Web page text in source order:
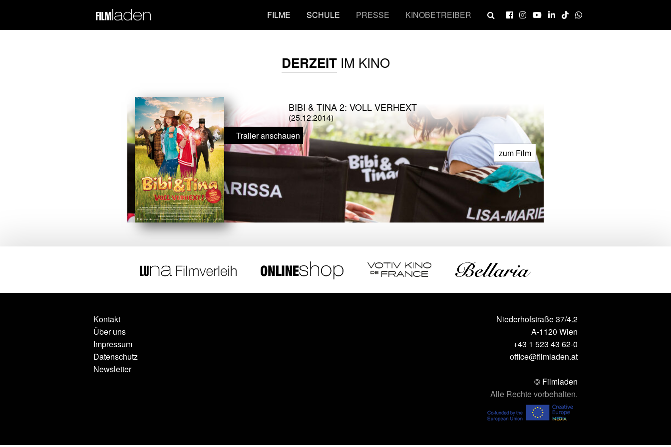
FILME SCHULE PRESSE KINOBETREIBER
DERZEITIM KINO
BIBI & TINA 2: VOLL VERHEXT
(25.12.2014)
Trailer anschauen
zum Film
Kontakt
Über uns
Impressum
Datenschutz
Newsletter
Niederhofstraße 37/4.2
A-1120 Wien
+43 1 523 43 62-0
office@filmladen.at
© Filmladen
Alle Rechte vorbehalten.